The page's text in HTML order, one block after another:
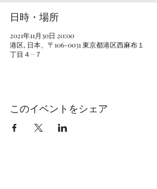
日時・場所
2021年11月30日 20:00
港区, 日本、〒106-0031 東京都港区西麻布１
丁目４−７
このイベントをシェア